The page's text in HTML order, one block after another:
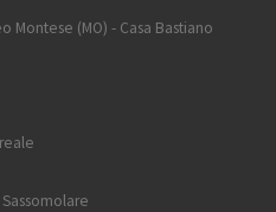
Montese (MO) - Casa Bastiano